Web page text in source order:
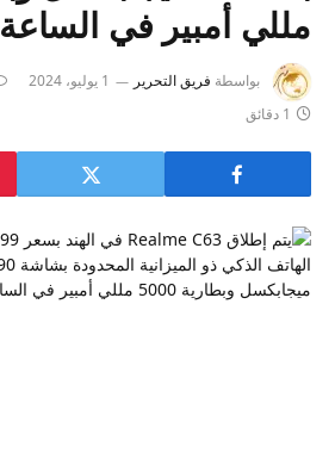
مللي أمبير في الساعة
بواسطة فريق التحرير 1 يوليو، 2024
1 دقائق